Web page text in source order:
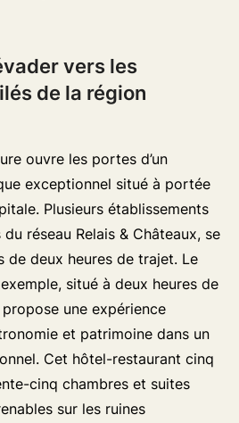
vers les
de la région
ouvre les portes d’un
exceptionnel situé à portée
Plusieurs établissements
réseau Relais & Châteaux, se
de deux heures de trajet. Le
situé à deux heures de
une expérience
et patrimoine dans un
Cet hôtel-restaurant cinq
cinq chambres et suites
sur les ruines